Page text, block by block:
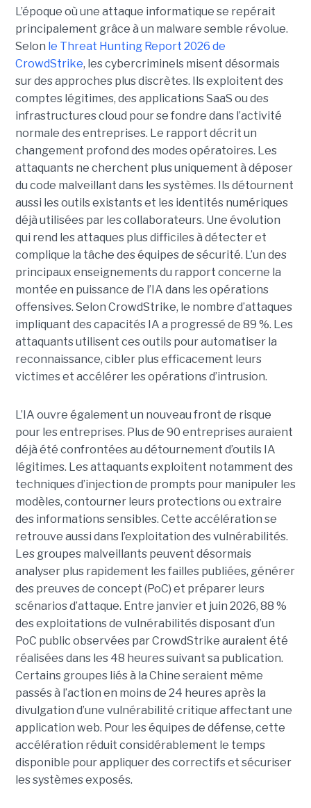
L’époque où une attaque informatique se repérait
principalement grâce à un malware semble révolue.
Selon le Threat Hunting Report 2026 de
CrowdStrike, les cybercriminels misent désormais
sur des approches plus discrètes. Ils exploitent des
comptes légitimes, des applications SaaS ou des
infrastructures cloud pour se fondre dans l’activité
normale des entreprises. Le rapport décrit un
changement profond des modes opératoires. Les
attaquants ne cherchent plus uniquement à déposer
du code malveillant dans les systèmes. Ils détournent
aussi les outils existants et les identités numériques
déjà utilisées par les collaborateurs. Une évolution
qui rend les attaques plus difficiles à détecter et
complique la tâche des équipes de sécurité. L’un des
principaux enseignements du rapport concerne la
montée en puissance de l’IA dans les opérations
offensives. Selon CrowdStrike, le nombre d’attaques
impliquant des capacités IA a progressé de 89 %. Les
attaquants utilisent ces outils pour automatiser la
reconnaissance, cibler plus efficacement leurs
victimes et accélérer les opérations d’intrusion.
L’IA ouvre également un nouveau front de risque
pour les entreprises. Plus de 90 entreprises auraient
déjà été confrontées au détournement d’outils IA
légitimes. Les attaquants exploitent notamment des
techniques d’injection de prompts pour manipuler les
modèles, contourner leurs protections ou extraire
des informations sensibles. Cette accélération se
retrouve aussi dans l’exploitation des vulnérabilités.
Les groupes malveillants peuvent désormais
analyser plus rapidement les failles publiées, générer
des preuves de concept (PoC) et préparer leurs
scénarios d’attaque. Entre janvier et juin 2026, 88 %
des exploitations de vulnérabilités disposant d’un
PoC public observées par CrowdStrike auraient été
réalisées dans les 48 heures suivant sa publication.
Certains groupes liés à la Chine seraient même
passés à l’action en moins de 24 heures après la
divulgation d’une vulnérabilité critique affectant une
application web. Pour les équipes de défense, cette
accélération réduit considérablement le temps
disponible pour appliquer des correctifs et sécuriser
les systèmes exposés.